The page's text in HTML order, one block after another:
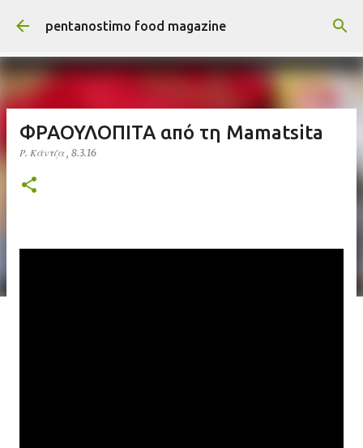
Μετάβαση στο κύριο περιεχόμενο
pentanostimo food magazine
ΦΡΑΟΥΛΟΠΙΤΑ από τη Mamatsita
Ρ. Κάντζα , 8.3.16